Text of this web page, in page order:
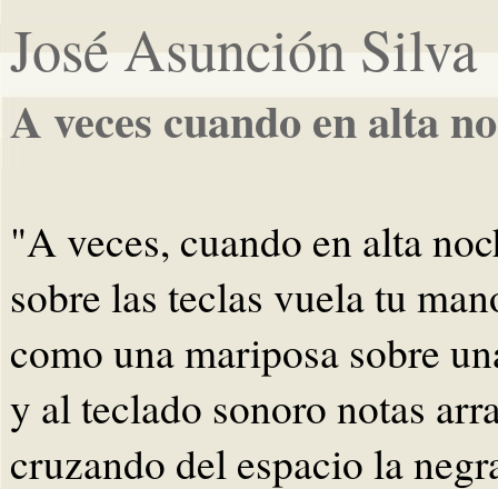
José Asunción Silva
A veces cuando en alta
"A veces, cuando en alta
sobre las teclas vuela tu
como una mariposa sobre
y al teclado sonoro notas
cruzando del espacio la